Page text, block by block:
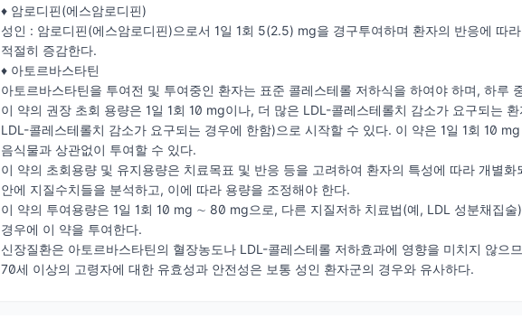
♦ 암로디핀(에스암로디핀)
성인 : 암로디핀(에스암로디핀)으로서 1일 1회 5(2.5) mg을 경구투여하며 환자의 반응에 따
적절히 증감한다.
♦ 아토르바스타틴
아토르바스타틴을 투여전 및 투여중인 환자는 표준 콜레스테롤 저하식을 하여야 하며, 하루
이 약의 권장 초회 용량은 1일 1회 10 mg이나, 더 많은 LDL-콜레스테롤치 감소가 요구되는
LDL-콜레스테롤치 감소가 요구되는 경우에 한함)으로 시작할 수 있다. 이 약은 1일 1회 10
음식물과 상관없이 투여할 수 있다.
이 약의 초회용량 및 유지용량은 치료목표 및 반응 등을 고려하여 환자의 특성에 따라 개별
안에 지질수치들을 분석하고, 이에 따라 용량을 조정해야 한다.
이 약의 투여용량은 1일 1회 10 mg ∼ 80 mg으로, 다른 지질저하 치료법(예, LDL 성분채집
경우에 이 약을 투여한다.
신장질환은 아토르바스타틴의 혈장농도나 LDL-콜레스테롤 저하효과에 영향을 미치지 않으
70세 이상의 고령자에 대한 유효성과 안전성은 보통 성인 환자군의 경우와 유사하다.